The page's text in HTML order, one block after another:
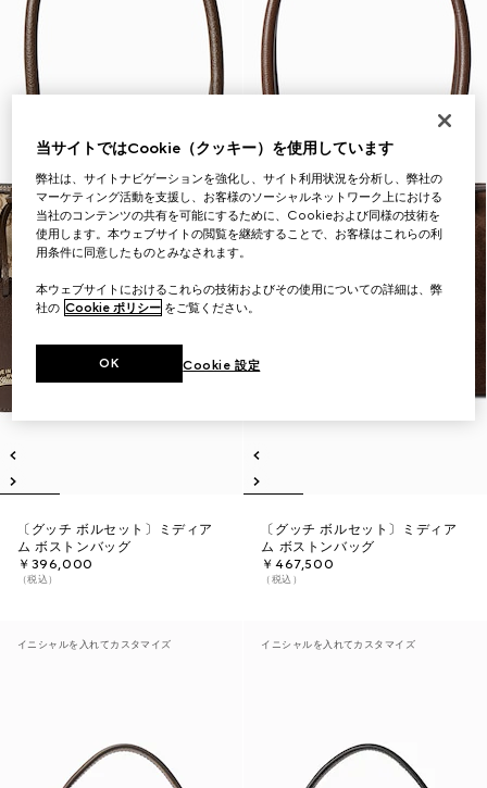
〔グッチ ボルセット〕ミディア
ム ボストンバッグ
￥396,000
（税込）
〔グッチ ボルセット〕ミディア
ム ボストンバッグ
￥467,500
（税込）
イニシャルを入れてカスタマイズ イニシャルを入れてカスタマイズ
当サイトではCookie（クッキー）を使用しています
弊社は、サイトナビゲーションを強化し、サイト利用状況を分析し、弊社の
マーケティング活動を支援し、お客様のソーシャルネットワーク上における
当社のコンテンツの共有を可能にするために、Cookieおよび同様の技術を
使用します。本ウェブサイトの閲覧を継続することで、お客様はこれらの利
用条件に同意したものとみなされます。
本ウェブサイトにおけるこれらの技術およびその使用についての詳細は、弊
社の Cookie ポリシー をご覧ください。
Cookie 設定
OK